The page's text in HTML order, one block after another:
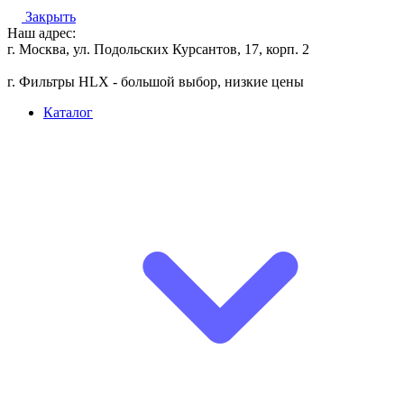
Закрыть
Наш адрес:
г. Москва, ул. Подольских Курсантов, 17, корп. 2
г. Фильтры HLX - большой выбор, низкие цены
Каталог